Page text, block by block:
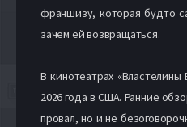
франшизу, которая будто
зачем ей возвращаться.
В кинотеатрах
2026 года в США. Ранние
провал, но и не